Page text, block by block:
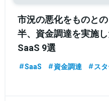
市況の悪化をものと
半、資金調達を実施
SaaS 9選
SaaS 資金調達 ス